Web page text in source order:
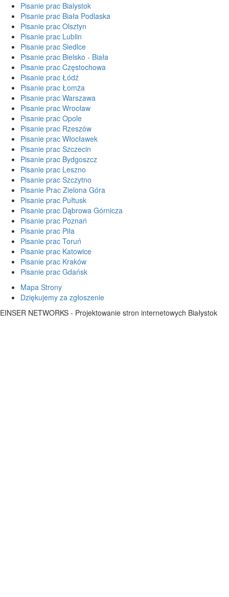
Pisanie prac Bialystok
Pisanie prac Biała Podlaska
Pisanie prac Olsztyn
Pisanie prac Lublin
Pisanie prac Siedlce
Pisanie prac Bielsko - Biała
Pisanie prac Częstochowa
Pisanie prac Łódź
Pisanie prac Łomża
Pisanie prac Warszawa
Pisanie prac Wrocław
Pisanie prac Opole
Pisanie prac Rzeszów
Pisanie prac Włocławek
Pisanie prac Szczecin
Pisanie prac Bydgoszcz
Pisanie prac Leszno
Pisanie prac Szczytno
Pisanie Prac Zielona Góra
Pisanie prac Pułtusk
Pisanie prac Dąbrowa Górnicza
Pisanie prac Poznań
Pisanie prac Piła
Pisanie prac Toruń
Pisanie prac Katowice
Pisanie prac Kraków
Pisanie prac Gdańsk
Mapa Strony
Dziękujemy za zgłoszenie
EINSER NETWORKS - Projektowanie stron internetowych Białystok